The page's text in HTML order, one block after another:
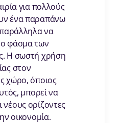
για πολλούς
ένα παραπάνω
να
φάσμα των
Η σωστή χρήση
στον
χώρο, όποιος
μπορεί να
νέους ορίζοντες
οικονομία.